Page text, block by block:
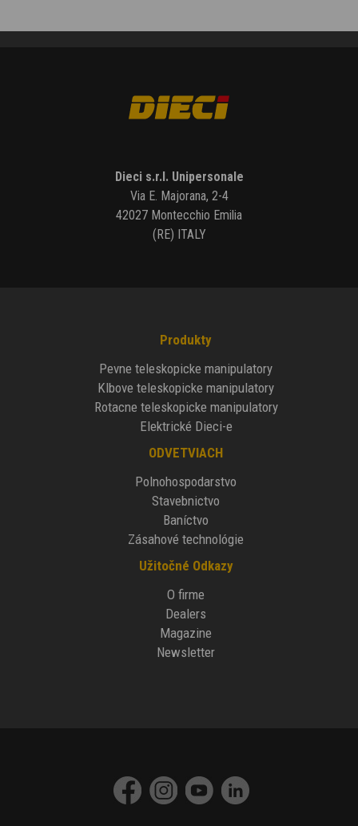
Dieci s.r.l. Unipersonale
Via E. Majorana, 2-4
42027 Montecchio Emilia
(RE) ITALY
Produkty
Pevne teleskopicke manipulatory
Klbove teleskopicke manipulatory
Rotacne teleskopicke manipulatory
Elektrické Dieci-e
ODVETVIACH
Polnohospodarstvo
Stavebnictvo
Baníctvo
Zásahové technológie
Užitočné Odkazy
O firme
Dealers
Magazine
Newsletter